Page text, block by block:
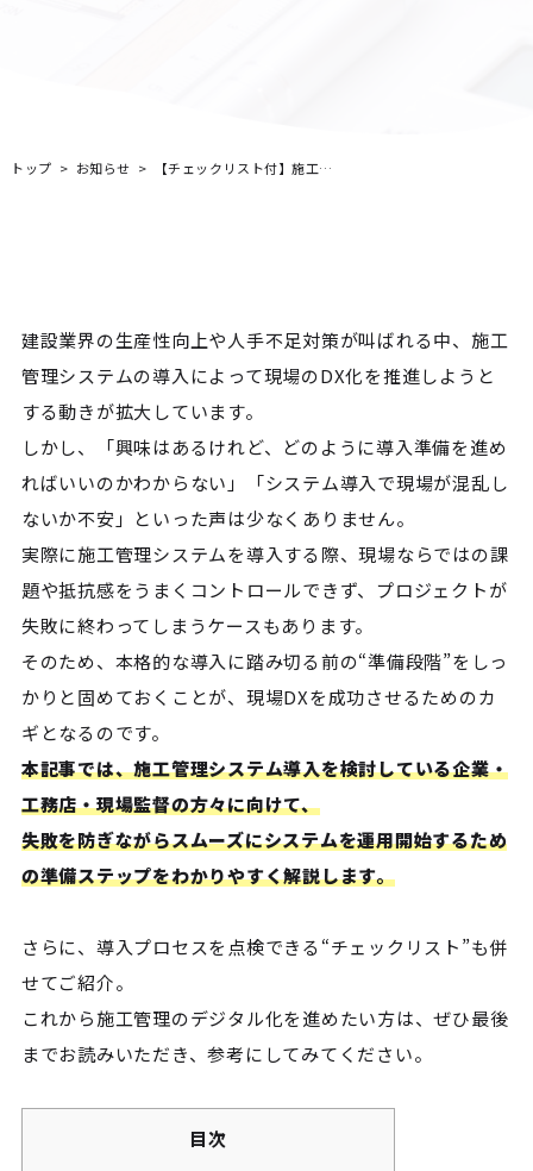
トップ お知らせ 【チェックリスト付】施工管理システム導入準備ガイド｜現場DXを成功させるSteps
建設業界の生産性向上や人手不足対策が叫ばれる中、施工
管理システムの導入によって現場のDX化を推進しようと
する動きが拡大しています。
しかし、「興味はあるけれど、どのように導入準備を進め
ればいいのかわからない」「システム導入で現場が混乱し
ないか不安」といった声は少なくありません。
実際に施工管理システムを導入する際、現場ならではの課
題や抵抗感をうまくコントロールできず、プロジェクトが
失敗に終わってしまうケースもあります。
そのため、本格的な導入に踏み切る前の“準備段階”をしっ
かりと固めておくことが、現場DXを成功させるためのカ
ギとなるのです。
本記事では、施工管理システム導入を検討している企業・
工務店・現場監督の方々に向けて、
失敗を防ぎながらスムーズにシステムを運用開始するため
の準備ステップをわかりやすく解説します。
さらに、導入プロセスを点検できる“チェックリスト”も併
せてご紹介。
これから施工管理のデジタル化を進めたい方は、ぜひ最後
までお読みいただき、参考にしてみてください。
目次